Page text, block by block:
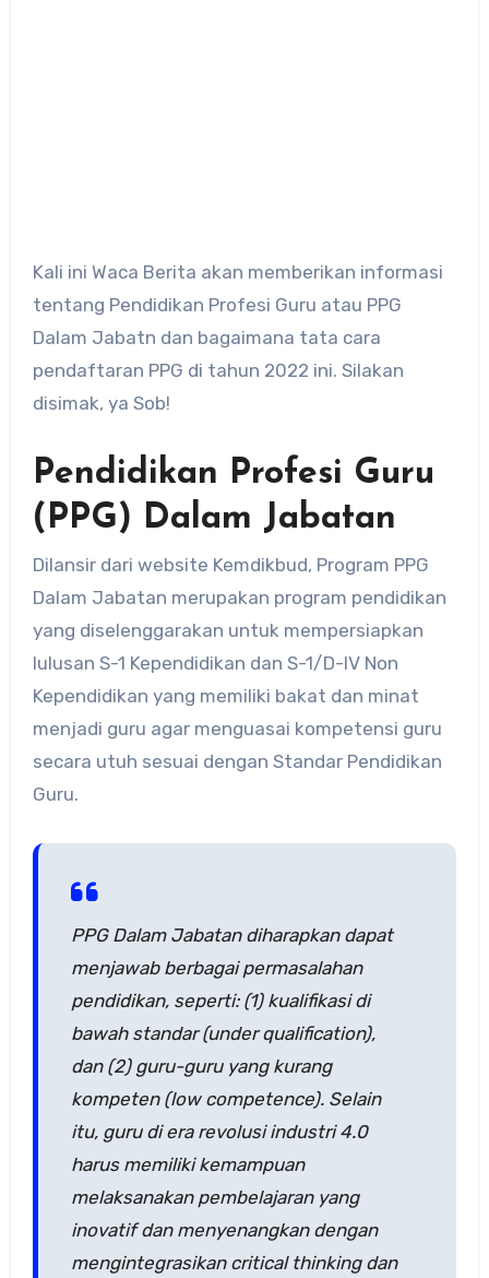
Kali ini Waca Berita akan memberikan informasi
tentang Pendidikan Profesi Guru atau PPG
Dalam Jabatn dan bagaimana tata cara
pendaftaran PPG di tahun 2022 ini. Silakan
disimak, ya Sob!
Pendidikan Profesi Guru
(PPG) Dalam Jabatan
Dilansir dari website Kemdikbud, Program PPG
Dalam Jabatan merupakan program pendidikan
yang diselenggarakan untuk mempersiapkan
lulusan S-1 Kependidikan dan S-1/D-IV Non
Kependidikan yang memiliki bakat dan minat
menjadi guru agar menguasai kompetensi guru
secara utuh sesuai dengan Standar Pendidikan
Guru.
PPG Dalam Jabatan diharapkan dapat
menjawab berbagai permasalahan
pendidikan, seperti: (1) kualifikasi di
bawah standar (under qualification),
dan (2) guru-guru yang kurang
kompeten (low competence). Selain
itu, guru di era revolusi industri 4.0
harus memiliki kemampuan
melaksanakan pembelajaran yang
inovatif dan menyenangkan dengan
mengintegrasikan critical thinking dan